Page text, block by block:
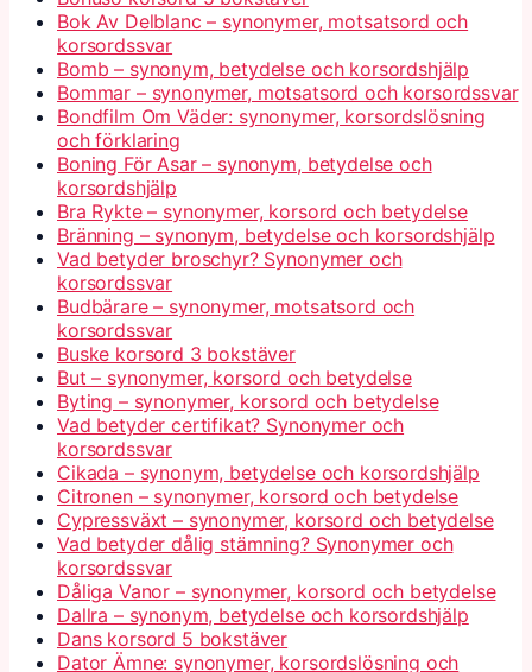
Bok Av Delblanc – synonymer, motsatsord och
korsordssvar
Bomb – synonym, betydelse och korsordshjälp
Bommar – synonymer, motsatsord och korsordssvar
Bondfilm Om Väder: synonymer, korsordslösning
och förklaring
Boning För Asar – synonym, betydelse och
korsordshjälp
Bra Rykte – synonymer, korsord och betydelse
Bränning – synonym, betydelse och korsordshjälp
Vad betyder broschyr? Synonymer och
korsordssvar
Budbärare – synonymer, motsatsord och
korsordssvar
Buske korsord 3 bokstäver
But – synonymer, korsord och betydelse
Byting – synonymer, korsord och betydelse
Vad betyder certifikat? Synonymer och
korsordssvar
Cikada – synonym, betydelse och korsordshjälp
Citronen – synonymer, korsord och betydelse
Cypressväxt – synonymer, korsord och betydelse
Vad betyder dålig stämning? Synonymer och
korsordssvar
Dåliga Vanor – synonymer, korsord och betydelse
Dallra – synonym, betydelse och korsordshjälp
Dans korsord 5 bokstäver
Dator Ämne: synonymer, korsordslösning och